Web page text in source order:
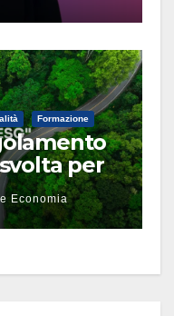
Formazione
per
di
Economia